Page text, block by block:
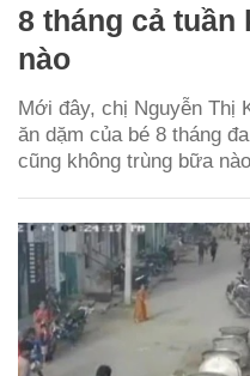
8 tháng cả
nào
Mới đây, chị Nguyễn Thị
ăn dặm của bé 8 tháng
cũng không trùng bữa